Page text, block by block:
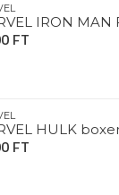
IRON MAN
FT
HULK
FT